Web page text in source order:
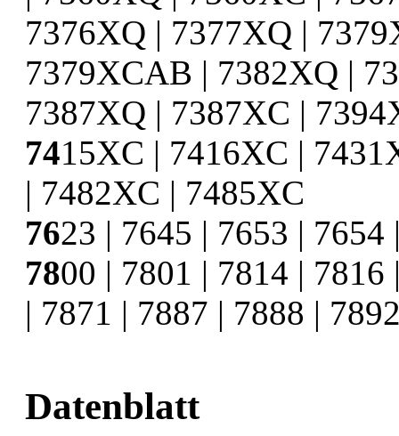
7376XQ | 7377XQ |
7379XCAB | 7382XQ |
7387XQ | 7387XC |
7415XC | 7416XC |
| 7482XC | 7485XC
7623 | 7645 | 7653 |
7800 | 7801 | 7814 |
| 7871 | 7887 | 7888 |
Datenblatt